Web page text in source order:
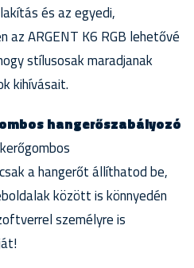
és az egyedi,
az ARGENT K6 RGB lehetővé
stílusosak maradjanak
kihívásait.
hangerőszabályozó
a hangerőt állíthatod be,
között is könnyedén
személyre is